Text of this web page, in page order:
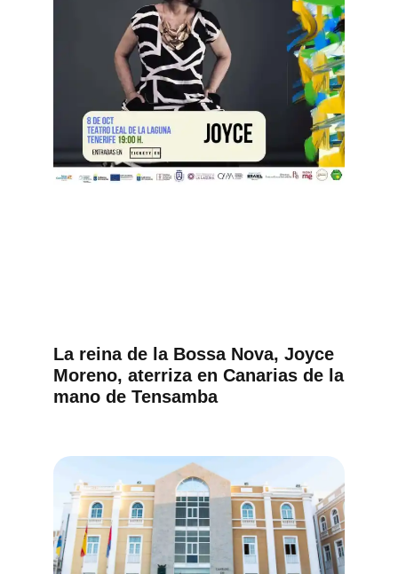
La reina de la Bossa Nova, Joyce
Moreno, aterriza en Canarias de la
mano de Tensamba